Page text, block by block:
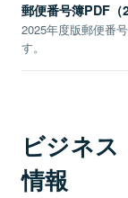
郵便番号簿PDF（
2025年度版郵便番
す。
ビジネ
情報